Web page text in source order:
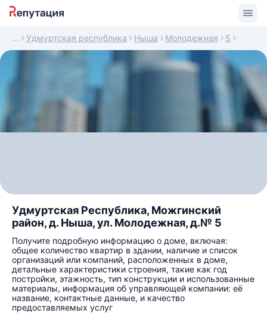
Удмуртская республика Ныша Молодежная 5
Удмуртская Республика, Можгинский
район, д. Ныша, ул. Молодежная, д.№ 5
Получите подробную информацию о доме, включая:
общее количество квартир в здании, наличие и список
организаций или компаний, расположенных в доме,
детальные характеристики строения, такие как год
постройки, этажность, тип конструкции и использованные
материалы, информация об управляющей компании: её
название, контактные данные, и качество
предоставляемых услуг